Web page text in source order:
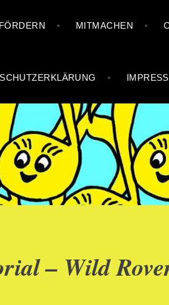
FÖRDERN MITMACHEN
– Wild